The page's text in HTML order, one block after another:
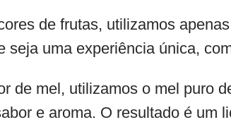
de frutas, utilizamos
seja uma experiência única,
de mel, utilizamos o mel puro
e aroma. O resultado é um